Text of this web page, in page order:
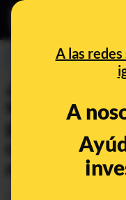
A las redes
A
PREBUNKING
¿Un año
siete
pone en
cambios en
refiere a los